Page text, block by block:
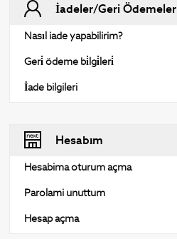
İadeler/Geri Ödemeler
Nasıl iade yapabilirim?
Geri̇ ödeme bi̇lgi̇leri̇
İade bilgileri
Hesabım
Hesabima oturum açma
Parolami unuttum
Hesap açma